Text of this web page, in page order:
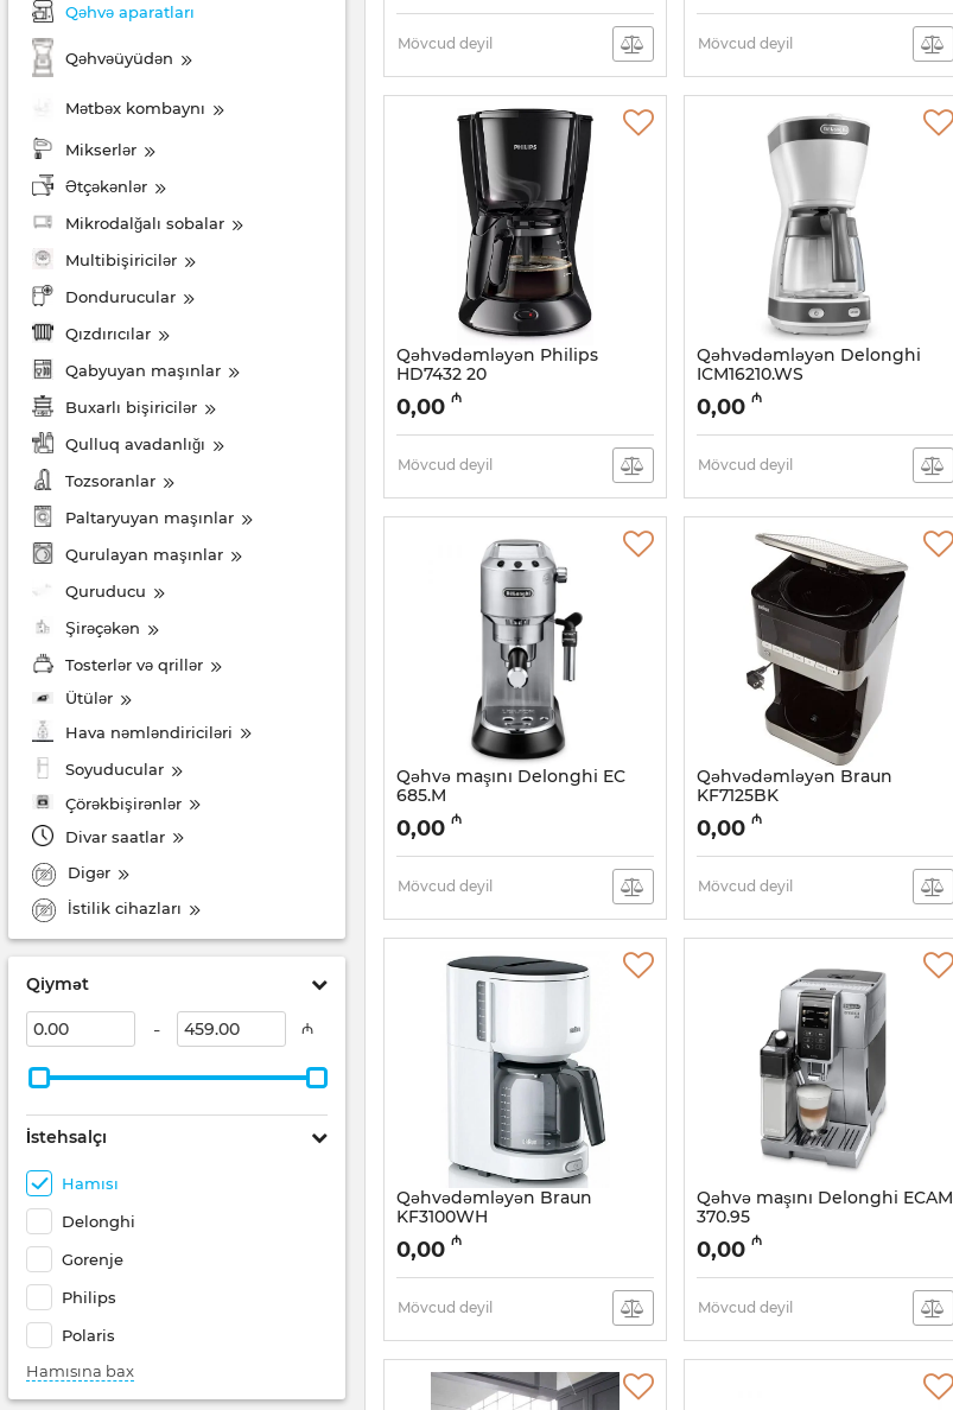
Qəhvə aparatları
Qəhvəüyüdən
Mətbəx kombaynı
Mikserlər
Ətçəkənlər
Mikrodalğalı sobalar
Multibişiricilər
Dondurucular
Qızdırıcılar
Qabyuyan maşınlar
Buxarlı bişiricilər
Qulluq avadanlığı
Tozsoranlar
Paltaryuyan maşınlar
Qurulayan maşınlar
Quruducu
Şirəçəkən
Tosterlər və qrillər
Ütülər
Hava nəmləndiriciləri
Soyuducular
Çörəkbişirənlər
Divar saatlar
Digər
İstilik cihazları
Qiymət
- ₼
İstehsalçı
Hamısı
Delonghi
Gorenje
Philips
Polaris
Hamısına bax
Mövcud deyil Mövcud deyil
Qəhvədəmləyən Philips
HD7432 20
Artikul: 005038488
0,00 ₼
Mövcud deyil
Qəhvədəmləyən Delonghi
ICM16210.WS
Artikul: 005038487
0,00 ₼
Mövcud deyil
Qəhvə maşını Delonghi EC
685.M
Artikul: 005038484
0,00 ₼
Mövcud deyil
Qəhvədəmləyən Braun
KF7125BK
Artikul: 005038483
0,00 ₼
Mövcud deyil
Qəhvədəmləyən Braun
KF3100WH
Artikul: 005038480
0,00 ₼
Mövcud deyil
Qəhvə maşını Delonghi ECAM
370.95
Artikul: 005038479
0,00 ₼
Mövcud deyil